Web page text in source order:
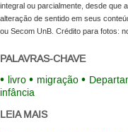
integral ou parcialmente, desde que
alteração de sentido em seus
ou Secom UnB. Crédito para fotos:
PALAVRAS-CHAVE
livro
migração
infância
LEIA MAIS